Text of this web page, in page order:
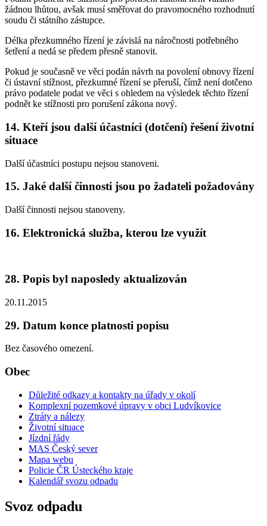
žádnou lhůtou, avšak musí směřovat do pravomocného rozhodnutí
soudu či státního zástupce.
Délka přezkumného řízení je závislá na náročnosti potřebného
šetření a nedá se předem přesně stanovit.
Pokud je současně ve věci podán návrh na povolení obnovy řízení
či ústavní stížnost, přezkumné řízení se přeruší, čímž není dotčeno
právo podatele podat ve věci s ohledem na výsledek těchto řízení
podnět ke stížnosti pro porušení zákona nový.
14. Kteří jsou další účastníci (dotčení) řešení životní
situace
Další účastníci postupu nejsou stanoveni.
15. Jaké další činnosti jsou po žadateli požadovány
Další činnosti nejsou stanoveny.
16. Elektronická služba, kterou lze využít
28. Popis byl naposledy aktualizován
20.11.2015
29. Datum konce platnosti popisu
Bez časového omezení.
Obec
Důležité odkazy a kontakty na úřady v okolí
Komplexní pozemkové úpravy v obci Ludvíkovice
Ztráty a nálezy
Životní situace
Jízdní řády
MAS Český sever
Mapa webu
Policie ČR Ústeckého kraje
Kalendář svozu odpadu
Svoz odpadu